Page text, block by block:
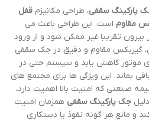
پارکینگ سقفی، طراحی مکانیزم قفل
مقاوم است. این طراحی باعث می
تقریبا غیر ممکن شود و از ورود
گیربکس مقاوم و دقیق در جک سقفی
موتور کاهش یابد و سیستم حتی در
بماند. این ویژگی ها برای مجتمع های
صنعتی که امنیت بالا اهمیت دارد،
جک پارکینگ سقفی همزمان امنیت
و مانع هر گونه نفوذ یا دستکاری